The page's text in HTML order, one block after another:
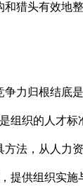
和猎头有效地
争力归根结底
组织的人才标
方法，从人力
提供组织实